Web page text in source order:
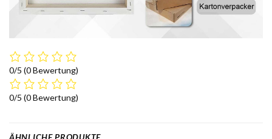
0/5 (0 Bewertung)
0/5 (0 Bewertung)